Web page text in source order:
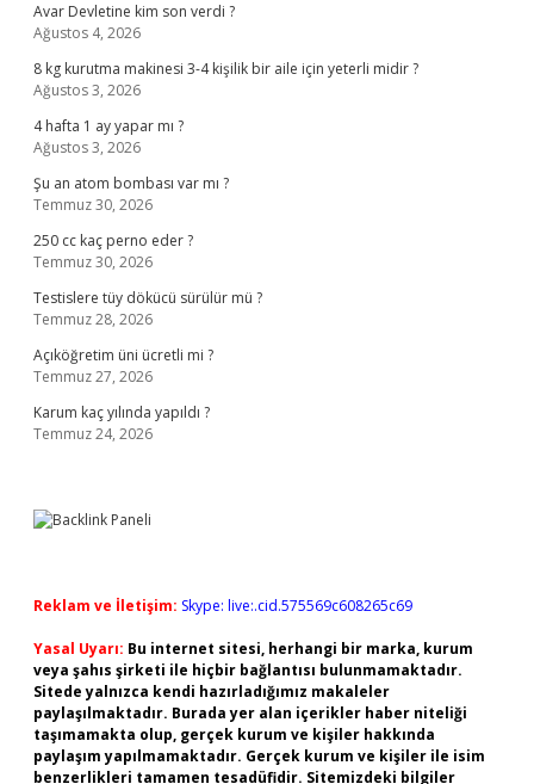
Avar Devletine kim son verdi ?
Ağustos 4, 2026
8 kg kurutma makinesi 3-4 kişilik bir aile için yeterli midir ?
Ağustos 3, 2026
4 hafta 1 ay yapar mı ?
Ağustos 3, 2026
Şu an atom bombası var mı ?
Temmuz 30, 2026
250 cc kaç perno eder ?
Temmuz 30, 2026
Testislere tüy dökücü sürülür mü ?
Temmuz 28, 2026
Açıköğretim üni ücretli mi ?
Temmuz 27, 2026
Karum kaç yılında yapıldı ?
Temmuz 24, 2026
Reklam ve İletişim: Skype: live:.cid.575569c608265c69
Yasal Uyarı: Bu internet sitesi, herhangi bir marka, kurum
veya şahıs şirketi ile hiçbir bağlantısı bulunmamaktadır.
Sitede yalnızca kendi hazırladığımız makaleler
paylaşılmaktadır. Burada yer alan içerikler haber niteliği
taşımamakta olup, gerçek kurum ve kişiler hakkında
paylaşım yapılmamaktadır. Gerçek kurum ve kişiler ile isim
benzerlikleri tamamen tesadüfidir. Sitemizdeki bilgiler